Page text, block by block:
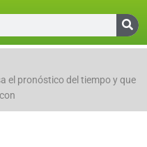
el pronóstico del tiempo y que